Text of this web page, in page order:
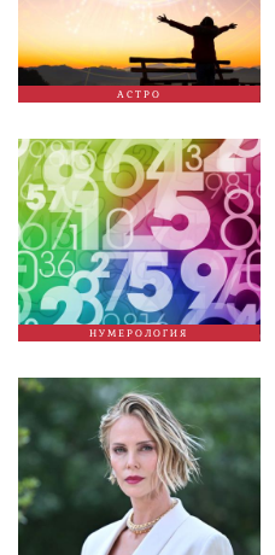
АСТРО
НУМЕРОЛОГИЯ